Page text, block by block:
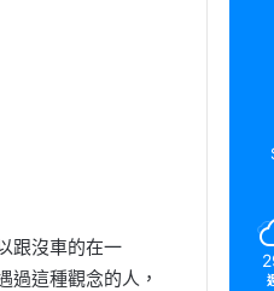
跟沒車的在一
過這種觀念的人，